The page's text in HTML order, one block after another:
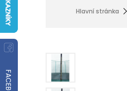
Hlavní stránka